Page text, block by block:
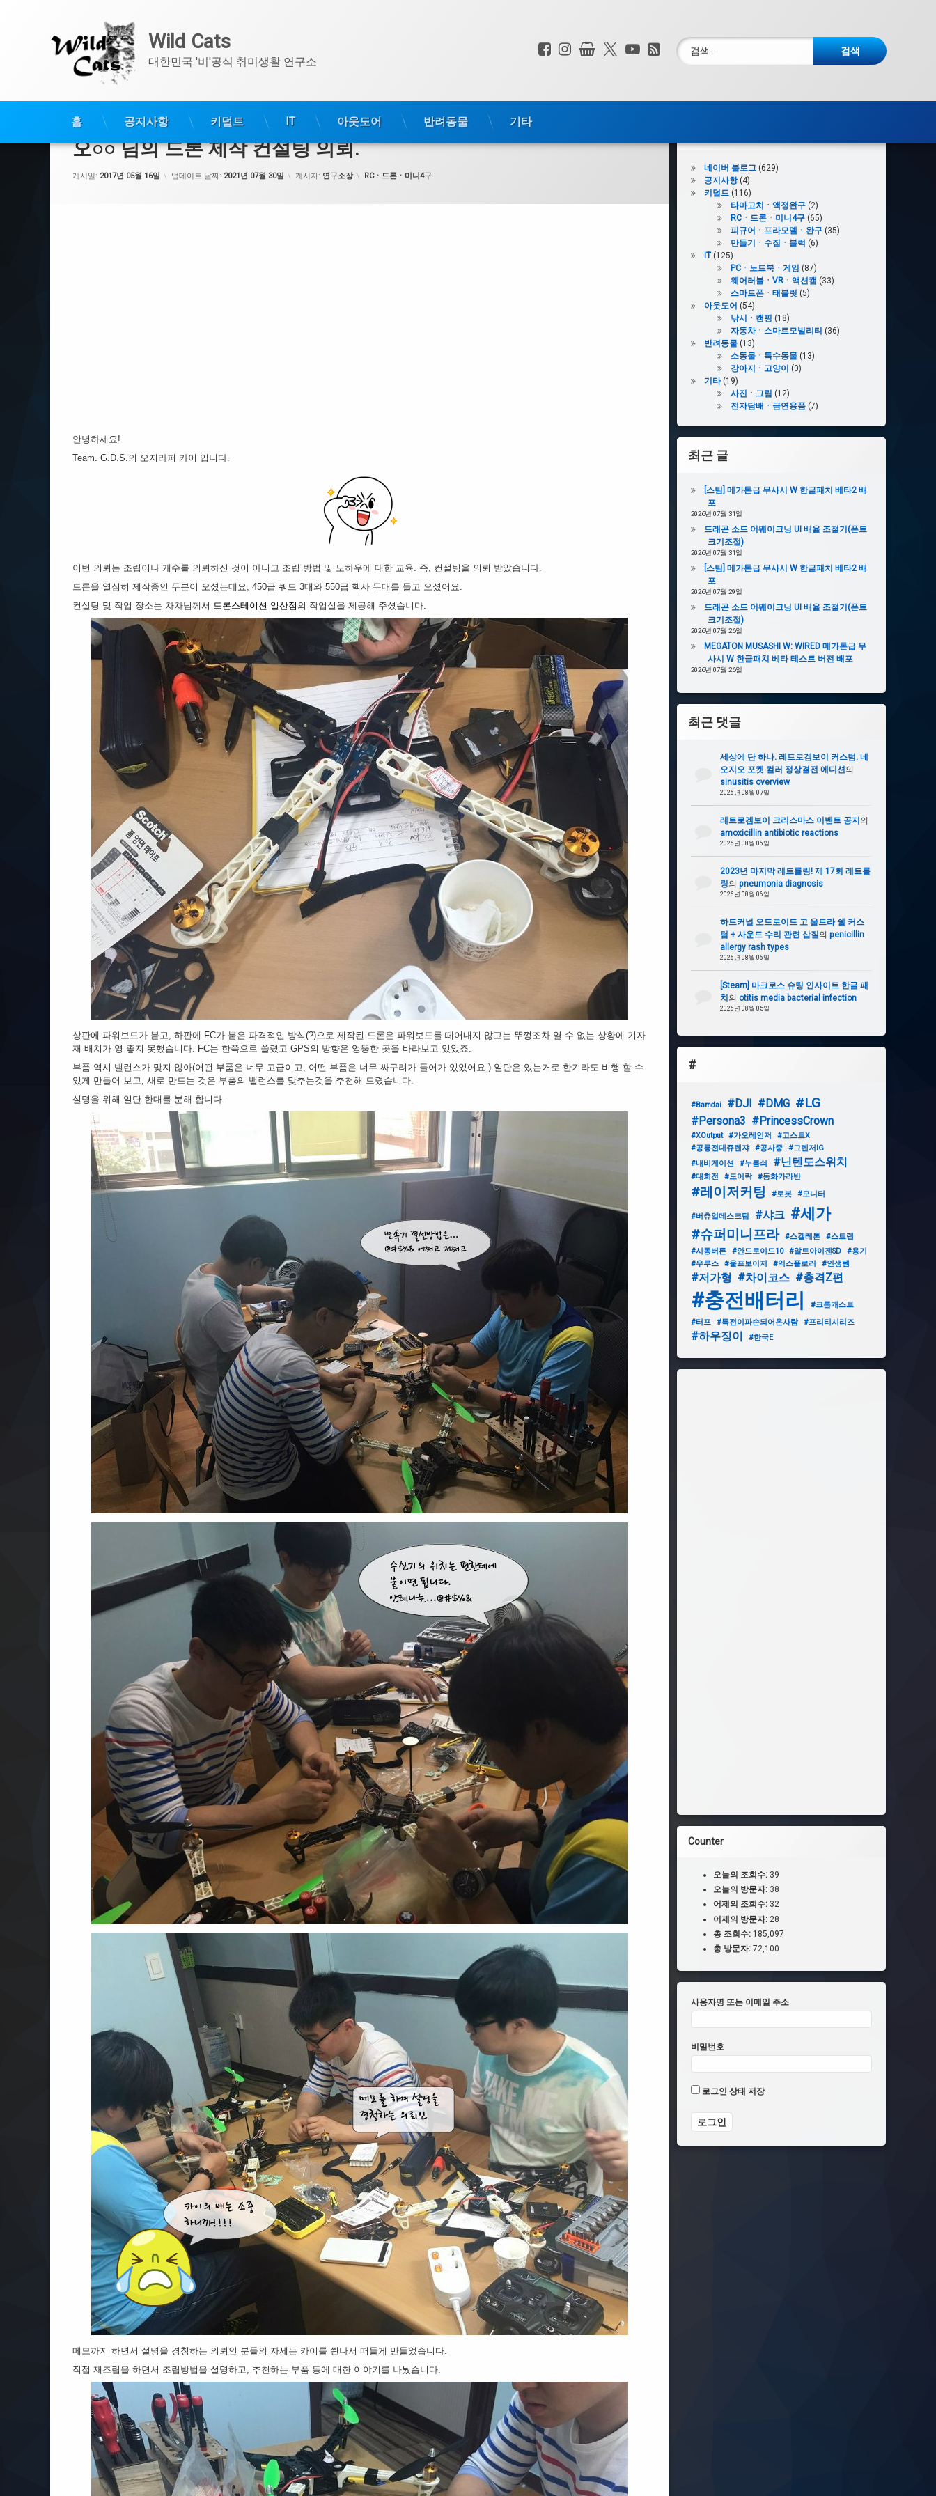
콘
Wild Cats
대한민국 '비'공식 취미생활 연구소 전화 :
페이스북
인스타그램
상점 X.com
YouTube
RSS검색:
홈 공지사항 키덜트 IT 아웃도어 반려동물 기타
오○○ 님의 드론 제작 컨설팅 의뢰.
게시일: 2017년 05월 16일 업데이트 날짜: 2021년 07월 30일 게시자: 연구소장 카테고리:
RCㆍ드론ㆍ미니4구
안녕하세요!
Team. G.D.S.의 오지라퍼 카이 입니다.
이번 의뢰는 조립이나 개수를 의뢰하신 것이 아니고 조립 방법 및 노하우에 대한 교육. 즉, 컨설팅을 의뢰 받았습니다.
드론을 열심히 제작중인 두분이 오셨는데요, 450급 쿼드 3대와 550급 헥사 두대를 들고 오셨어요.
컨설팅 및 작업 장소는 차차님께서 드론스테이션 일산점 의 작업실을 제공해 주셨습니다.
상판에 파워보드가 붙고, 하판에 FC가 붙은 파격적인 방식(?)으로 제작된 드론은 파워보드를 떼어내지 않고는 뚜껑조차 열 수 없는 상황에 기자
재 배치가 영 좋지 못했습니다. FC는 한쪽으로 쏠렸고 GPS의 방향은 엉뚱한 곳을 바라보고 있었죠.
부품 역시 밸런스가 맞지 않아(어떤 부품은 너무 고급이고, 어떤 부품은 너무 싸구려가 들어가 있었어요.) 일단은 있는거로 한기라도 비행 할 수
있게 만들어 보고, 새로 만드는 것은 부품의 밸런스를 맞추는것을 추천해 드렸습니다.
설명을 위해 일단 한대를 분해 합니다.
메모까지 하면서 설명을 경청하는 의뢰인 분들의 자세는 카이를 씐나서 떠들게 만들었습니다.
직접 재조립을 하면서 조립방법을 설명하고, 추천하는 부품 등에 대한 이야기를 나눴습니다.
네이버 블로그(629)
공지사항(4)
키덜트(116)
타마고치ㆍ액정완구(2)
RCㆍ드론ㆍ미니4구(65)
피규어ㆍ프라모델ㆍ완구(35)
만들기ㆍ수집ㆍ블럭 (6)
IT(125)
PCㆍ노트북ㆍ게임 (87)
웨어러블ㆍVRㆍ액션캠 (33)
스마트폰ㆍ태블릿 (5)
아웃도어 (54)
낚시ㆍ캠핑 (18)
자동차ㆍ스마트모빌리티 (36)
반려동물(13)
소동물ㆍ특수동물(13)
강아지ㆍ고양이
(0)
기타(19)
사진ㆍ그림 (12)
전자담배ㆍ금연용품(7)
최근 글
[스팀] 메가톤급 무사시 W 한글패치 베타2 배
포
2026년 07월 31일
드래곤 소드 어웨이크닝 UI 배율 조절기(폰트
크기조절)
2026년 07월 31일
[스팀] 메가톤급 무사시 W 한글패치 베타2 배
포
2026년 07월 29일
드래곤 소드 어웨이크닝 UI 배율 조절기(폰트
크기조절)
2026년 07월 26일
MEGATON MUSASHI W: WIRED 메가톤급 무
사시 W 한글패치 베타 테스트 버전 배포
2026년 07월 26일
최근 댓글
세상에 단 하나. 레트로겜보이 커스텀. 네
오지오 포켓 컬러 정상결전 에디션의
sinusitis overview
2026년 08월 07일
레트로겜보이 크리스마스 이벤트 공지의
amoxicillin antibiotic reactions
2026년 08월 06일
2023년 마지막 레트롤링! 제 17회 레트롤
링의 pneumonia diagnosis
2026년 08월 06일
하드커널 오드로이드 고 울트라 쉘 커스
텀 + 사운드 수리 관련 삽질의 penicillin
allergy rash types
2026년 08월 06일
[Steam] 마크로스 슈팅 인사이트 한글 패
치의 otitis media bacterial infection
2026년 08월 05일
#
#Bamdai #DJI #DMG #LG
#Persona3 #PrincessCrown
#XOutput #가오레인저
#고스트X
#공룡전대쥬렌쟈
#공사중
#그렌저IG
#내비게이션
#누름쇠 #닌텐도스위치
#대회전 #도어락 #동화카라반
#레이저커팅 #로봇 #모니터
#버츄얼데스크탑 #샤크 #세가
#슈퍼미니프라 #스켈레톤
#스트랩
#시동버튼
#안드로이드10 #알트아이젠SD
#용기
#우루스
#울프보이저 #익스플로러 #인생템
#저가형 #차이코스 #충격Z편
#충전배터리
#크롬캐스트
#터프
#특전이파손되어온사람 #프리티시리즈
#하우징이 #한국E
Counter
오늘의 조회수: 39
오늘의 방문자: 38
어제의 조회수: 32
어제의 방문자: 28
총 조회수: 185,097
총 방문자: 72,100
사용자명 또는 이메일 주소
비밀번호
로그인 상태 저장